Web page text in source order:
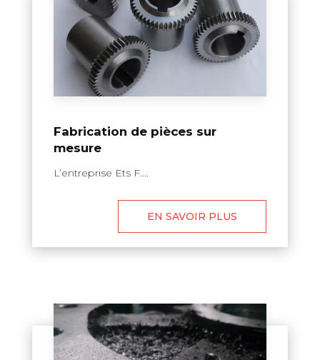
Fabrication de pièces sur
mesure
L’entreprise Ets F....
EN SAVOIR PLUS